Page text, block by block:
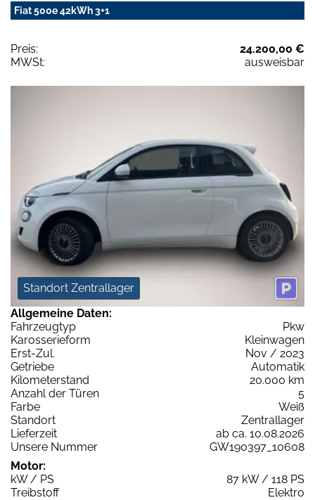
Fiat 500e 42kWh 3+1
Preis:
24.200,00 €
MWSt:
ausweisbar
Standort Zentrallager
Allgemeine Daten:
Fahrzeugtyp
Pkw
Karosserieform
Kleinwagen
Erst-Zul.
Nov / 2023
Getriebe
Automatik
Kilometerstand
20.000 km
Anzahl der Türen
5
Farbe
Weiß
Standort
Zentrallager
Lieferzeit
ab ca. 10.08.2026
Unsere Nummer
GW190397_10608
Motor:
kW / PS
87 kW / 118 PS
Treibstoff
Elektro